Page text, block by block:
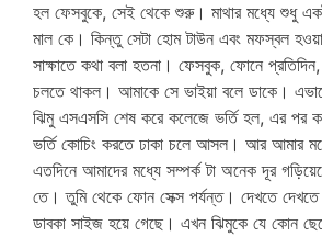
হল ফেসবুকে, সেই থেকে শুরু। মাথার মধ্যে শুধু
মাল কে। কিন্তু সেটা হোম টাউন এবং মফস্বল
সাক্ষাতে কথা বলা হতনা। ফেসবুক, ফোনে
চলতে থাকল। আমাকে সে ভাইয়া বলে ডাকে।
ঝিমু এসএসসি শেষ করে কলেজে ভর্তি হল, এর পর
ভর্তি কোচিং করতে ঢাকা চলে আসল। আর আমার
এতদিনে আমাদের মধ্যে সম্পর্ক টা অনেক দূর
তে। তুমি থেকে ফোন সেক্স পর্যন্ত। দেখতে
ডাবকা সাইজ হয়ে গেছে। এখন ঝিমুকে যে কোন